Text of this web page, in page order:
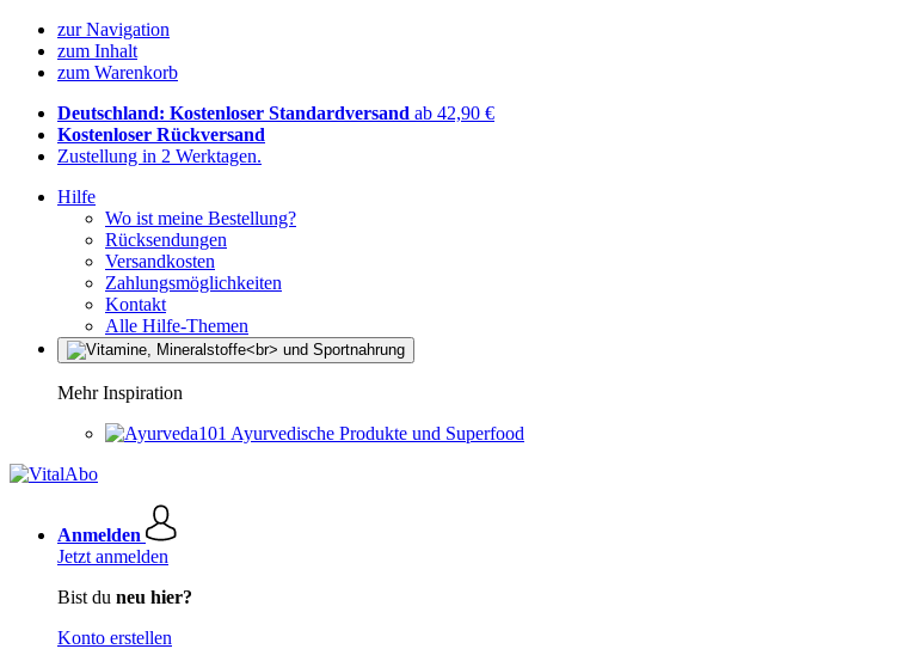
zur Navigation
zum Inhalt
zum Warenkorb
Deutschland: Kostenloser Standardversand ab 42,90 €
Kostenloser Rückversand
Zustellung in 2 Werktagen.
Hilfe
Wo ist meine Bestellung?
Rücksendungen
Versandkosten
Zahlungsmöglichkeiten
Kontakt
Alle Hilfe-Themen
Mehr Inspiration
Ayurvedische Produkte und Superfood
Anmelden
Jetzt anmelden
Bist du neu hier?
Konto erstellen